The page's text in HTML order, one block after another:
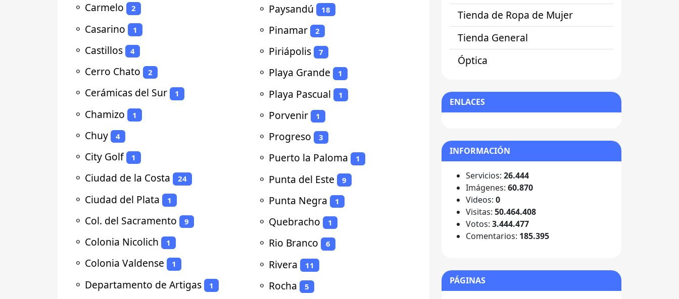
⚬ Carmelo 2
⚬ Casarino 1
⚬ Castillos 4
⚬ Cerro Chato 2
⚬ Cerámicas del Sur 1
⚬ Chamizo 1
⚬ Chuy 4
⚬ City Golf 1
⚬ Ciudad de la Costa 24
⚬ Ciudad del Plata 1
⚬ Col. del Sacramento 9
⚬ Colonia Nicolich 1
⚬ Colonia Valdense 1
⚬ Departamento de Artigas 1
⚬ Paysandú 18
⚬ Pinamar 2
⚬ Piriápolis 7
⚬ Playa Grande 1
⚬ Playa Pascual 1
⚬ Porvenir 1
⚬ Progreso 3
⚬ Puerto la Paloma 1
⚬ Punta del Este 9
⚬ Punta Negra 1
⚬ Quebracho 1
⚬ Rio Branco 6
⚬ Rivera 11
⚬ Rocha 5
Tienda de Ropa de Mujer
Tienda General
Óptica
ENLACES
INFORMACIÓN
Servicios: 26.444
Imágenes: 60.870
Videos: 0
Visitas: 50.464.408
Votos: 3.444.477
Comentarios: 185.395
PÁGINAS